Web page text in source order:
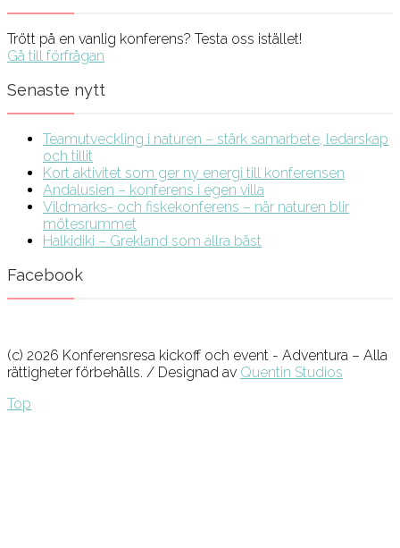
Trött på en vanlig konferens? Testa oss istället!
Gå till förfrågan
Senaste nytt
Teamutveckling i naturen – stärk samarbete, ledarskap
och tillit
Kort aktivitet som ger ny energi till konferensen
Andalusien – konferens i egen villa
Vildmarks- och fiskekonferens – när naturen blir
mötesrummet
Halkidiki – Grekland som allra bäst
Facebook
(c) 2026 Konferensresa kickoff och event - Adventura – Alla
rättigheter förbehålls. / Designad av Quentin Studios
Top